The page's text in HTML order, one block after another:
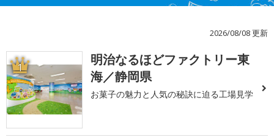
2026/08/08 更新
1
明治なるほどファクトリー東
海／静岡県
お菓子の魅力と人気の秘訣に迫る工場見学